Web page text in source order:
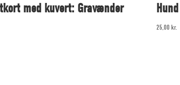
med kuvert: Gravænder
25,00 kr.